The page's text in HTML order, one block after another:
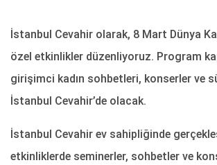
İstanbul Cevahir olarak, 8 Mart Dünya
özel etkinlikler düzenliyoruz. Program
girişimci kadın sohbetleri, konserler ve
İstanbul Cevahir’de olacak.
İstanbul Cevahir ev sahipliğinde
etkinliklerde seminerler, sohbetler ve